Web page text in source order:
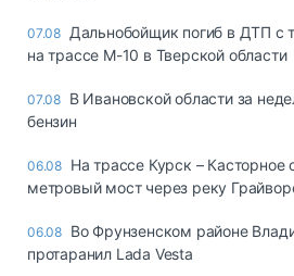
07.08 Дальнобойщик погиб в ДТП с
на трассе М-10 в Тверской области
07.08 В Ивановской области за
бензин
06.08 На трассе Курск – Касторное
метровый мост через реку
06.08 Во Фрунзенском районе
протаранил Lada Vesta